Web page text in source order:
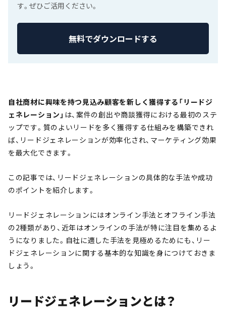
す。ぜひご活用ください。
無料でダウンロードする
自社商材に興味を持つ見込み顧客を新しく獲得する「リードジ
ェネレーション」 は、案件の創出や商談獲得における最初のステ
ップです。質のよいリードを多く獲得する仕組みを構築できれ
ば、リードジェネレーションが効率化され、マーケティング効果
を最大化できます。
この記事では、リードジェネレーションの具体的な手法や成功
のポイントを紹介します。
リードジェネレーションにはオンライン手法とオフライン手法
の2種類があり、近年はオンラインの手法が特に注目を集めるよ
うになりました。自社に適した手法を見極めるためにも、リー
ドジェネレーションに関する基本的な知識を身につけておきま
しょう。
リードジェネレーションとは？